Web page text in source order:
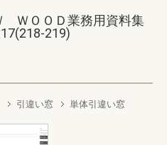
ＷＯＯＤ業務用資料集
219)
引違い窓
単体引違い窓